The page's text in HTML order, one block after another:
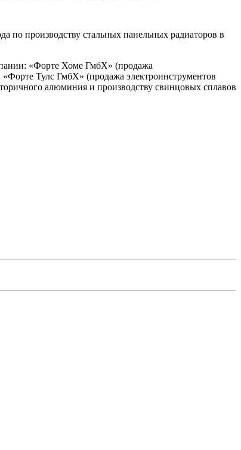
по производству стальных панельных радиаторов в
«Форте Хоме ГмбХ» (продажа
Тулс ГмбХ» (продажа электроинструментов
алюминия и производству свинцовых сплавов